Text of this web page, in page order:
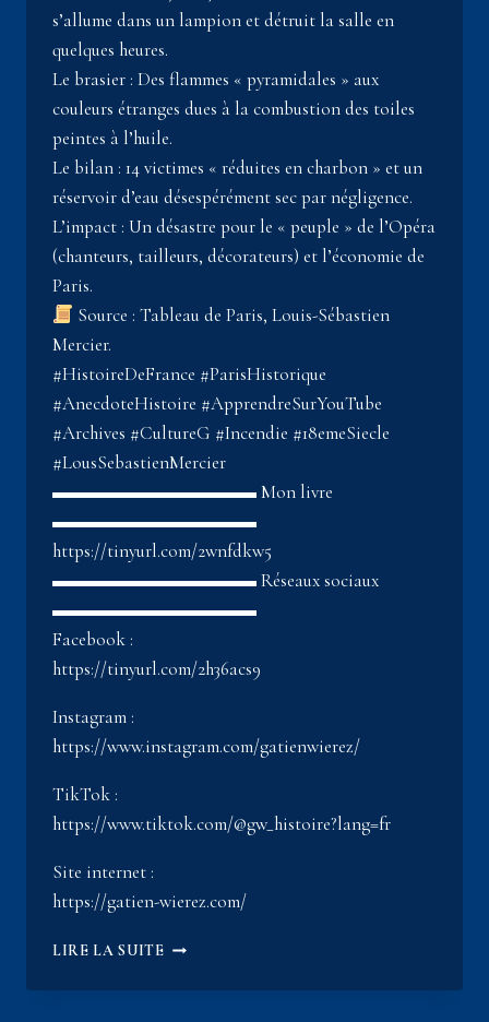
s’allume dans un lampion et détruit la salle en
quelques heures.
Le brasier : Des flammes « pyramidales » aux
couleurs étranges dues à la combustion des toiles
peintes à l’huile.
Le bilan : 14 victimes « réduites en charbon » et un
réservoir d’eau désespérément sec par négligence.
L’impact : Un désastre pour le « peuple » de l’Opéra
(chanteurs, tailleurs, décorateurs) et l’économie de
Paris.
Source : Tableau de Paris, Louis-Sébastien
Mercier.
#HistoireDeFrance #ParisHistorique
#AnecdoteHistoire #ApprendreSurYouTube
#Archives #CultureG #Incendie #18emeSiecle
#LousSebastienMercier
▬▬▬▬▬▬▬▬▬▬▬ Mon livre
▬▬▬▬▬▬▬▬▬▬▬
https://tinyurl.com/2wnfdkw5
▬▬▬▬▬▬▬▬▬▬▬ Réseaux sociaux
▬▬▬▬▬▬▬▬▬▬▬
Facebook :
https://tinyurl.com/2h36acs9
Instagram :
https://www.instagram.com/gatienwierez/
TikTok :
https://www.tiktok.com/@gw_histoire?lang=fr
Site internet :
https://gatien-wierez.com/
LIRE LA SUITELE
DE